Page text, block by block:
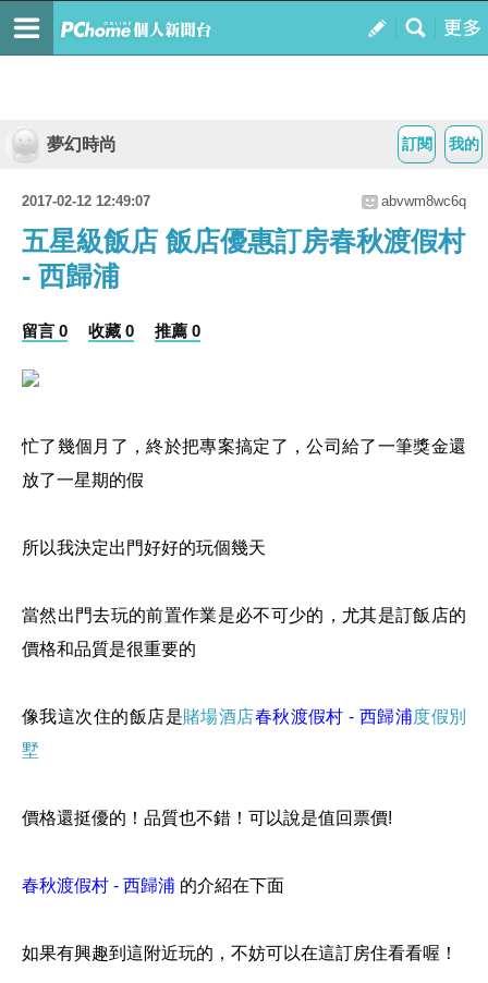
我的
訂閱
夢幻時尚
2017-02-12 12:49:07 abvwm8wc6q
五星級飯店 飯店優惠訂房春秋渡假村
- 西歸浦
留言 0 收藏 0 推薦 0
忙了幾個月了，終於把專案搞定了，公司給了一筆獎金還
放了一星期的假
所以我決定出門好好的玩個幾天
當然出門去玩的前置作業是必不可少的，尤其是訂飯店的
價格和品質是很重要的
像我這次住的飯店是賭場酒店春秋渡假村 - 西歸浦度假別
墅
價格還挺優的！品質也不錯！可以說是值回票價!
春秋渡假村 - 西歸浦 的介紹在下面
如果有興趣到這附近玩的，不妨可以在這訂房住看看喔！